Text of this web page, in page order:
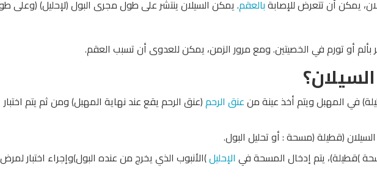
يمكن أن تتعرض للإصابةبالعقم. يمكن السيلان ينتشر على طول مجرى البول (لإحليل) (وعلى
أو تورم في الخصيتين. ومع مرور الزمن، يمكن للعدوى أن تسبب العقم.
في المهبل ويتم أخذ عينة منعنق الرحم(عنق الرحم يقع عند نهاية المهبل) ومن ثم يتم اختبار
السيلان (قطيلة (مسحة : أو تحليل البول.
)قطيلة)، يتم إدخال المسحة في الإحليل)الأنبوب الذي يخرج من عنده البول)وإجراء اختبار لمرض